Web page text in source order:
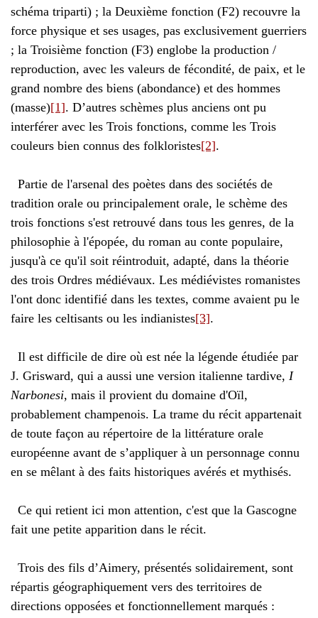
schéma triparti) ; la Deuxième fonction (F2) recouvre la
force physique et ses usages, pas exclusivement guerriers
; la Troisième fonction (F3) englobe la production /
reproduction, avec les valeurs de fécondité, de paix, et le
grand nombre des biens (abondance) et des hommes
(masse)[1]. D’autres schèmes plus anciens ont pu
interférer avec les Trois fonctions, comme les Trois
couleurs bien connus des folkloristes[2].
Partie de l'arsenal des poètes dans des sociétés de
tradition orale ou principalement orale, le schème des
trois fonctions s'est retrouvé dans tous les genres, de la
philosophie à l'épopée, du roman au conte populaire,
jusqu'à ce qu'il soit réintroduit, adapté, dans la théorie
des trois Ordres médiévaux. Les médiévistes romanistes
l'ont donc identifié dans les textes, comme avaient pu le
faire les celtisants ou les indianistes[3].
Il est difficile de dire où est née la légende étudiée par
J. Grisward, qui a aussi une version italienne tardive, I
Narbonesi, mais il provient du domaine d'Oïl,
probablement champenois. La trame du récit appartenait
de toute façon au répertoire de la littérature orale
européenne avant de s’appliquer à un personnage connu
en se mêlant à des faits historiques avérés et mythisés.
Ce qui retient ici mon attention, c'est que la Gascogne
fait une petite apparition dans le récit.
Trois des fils d’Aimery, présentés solidairement, sont
répartis géographiquement vers des territoires de
directions opposées et fonctionnellement marqués :